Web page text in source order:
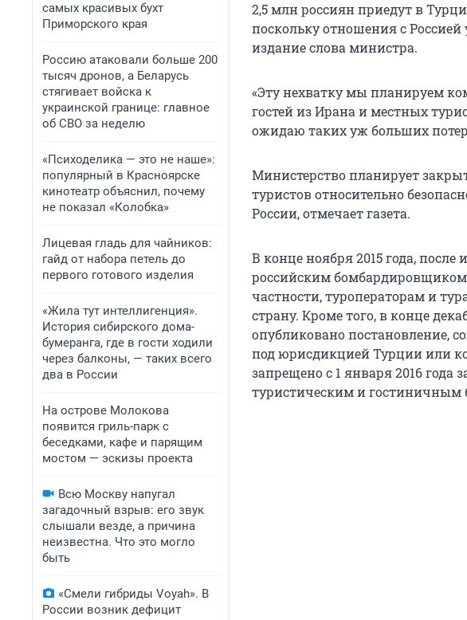
самых красивых бухт
Приморского края
Россию атаковали больше 200
тысяч дронов, а Беларусь
стягивает войска к
украинской границе: главное
об СВО за неделю
«Психоделика — это не наше»:
популярный в Красноярске
кинотеатр объяснил, почему
не показал «Колобка»
Лицевая гладь для чайников:
гайд от набора петель до
первого готового изделия
«Жила тут интеллигенция».
История сибирского дома-
бумеранга, где в гости ходили
через балконы, — таких всего
два в России
На острове Молокова
появится гриль-парк с
беседками, кафе и парящим
мостом — эскизы проекта
Всю Москву напугал
загадочный взрыв: его звук
слышали везде, а причина
неизвестна. Что это могло
быть
«Смели гибриды Voyah». В
России возник дефицит
2,5 млн россиян приедут в
поскольку отношения с
издание слова министра.
«Эту нехватку мы планируем
гостей из Ирана и местных
ожидаю таких уж больших
Министерство планирует
туристов относительно
России, отмечает газета.
В конце ноября 2015 года,
российским
частности, туроператорам и
страну. Кроме того, в конце
опубликовано постановление,
под юрисдикцией Турции или
запрещено с 1 января 2016 года
туристическим и гостиничным